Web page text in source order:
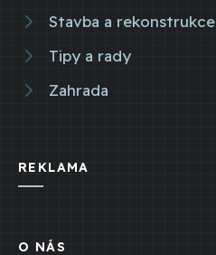
Stavba a rekonstrukce
Tipy a rady
Zahrada
REKLAMA
O NÁS